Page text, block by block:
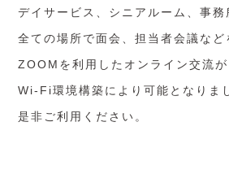
デイサービス、シニアルーム、事務
全ての場所で面会、担当者会議など
ZOOMを利用したオンライン交流が
Wi-Fi環境構築により可能となりま
是非ご利用ください。